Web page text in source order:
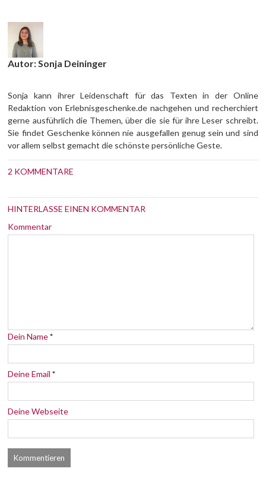
Autor: Sonja Deininger
Sonja kann ihrer Leidenschaft für das Texten in der Online
Redaktion von Erlebnisgeschenke.de nachgehen und recherchiert
gerne ausführlich die Themen, über die sie für ihre Leser schreibt.
Sie findet Geschenke können nie ausgefallen genug sein und sind
vor allem selbst gemacht die schönste persönliche Geste.
2 KOMMENTARE
HINTERLASSE EINEN KOMMENTAR
Kommentar
Dein Name *
Deine Email *
Deine Webseite